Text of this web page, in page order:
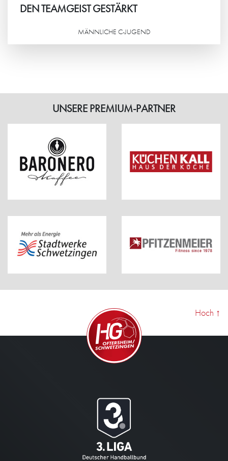
DEN TEAMGEIST GESTÄRKT
MÄNNLICHE C-JUGEND
UNSERE PREMIUM-PARTNER
Hoch ↑